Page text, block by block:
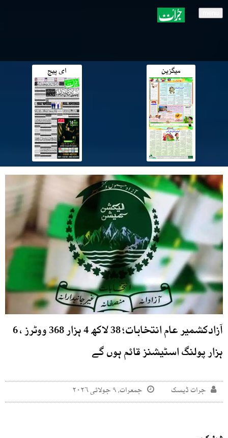
میگزین ای پیج
آزادکشمیر عام انتخابات؛ 38 لاکھ 4 ہزار 368 ووٹرز ، 6
ہزار پولنگ اسٹیشنز قائم ہوں گے
جرات ڈیسک جمعرات, ۹ جولائی ۲۰۲۶